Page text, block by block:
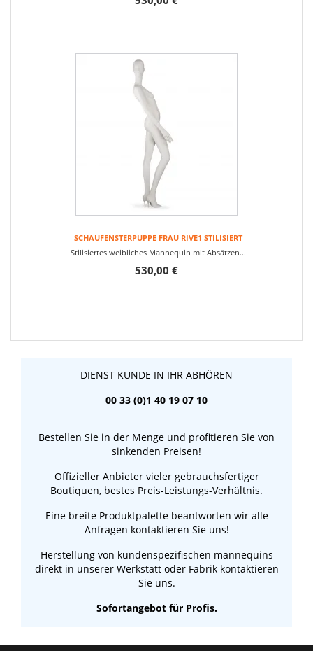
SCHAUFENSTERPUPPE FRAU RIVE1 STILISIERT
Stilisiertes weibliches Mannequin mit Absätzen...
530,00 €
DIENST KUNDE IN IHR ABHÖREN
00 33 (0)1 40 19 07 10
Bestellen Sie in der Menge und profitieren Sie von
sinkenden Preisen!
Offizieller Anbieter vieler gebrauchsfertiger
Boutiquen, bestes Preis-Leistungs-Verhältnis.
Eine breite Produktpalette beantworten wir alle
Anfragen kontaktieren Sie uns!
Herstellung von kundenspezifischen mannequins
direkt in unserer Werkstatt oder Fabrik kontaktieren
Sie uns.
Sofortangebot für Profis.